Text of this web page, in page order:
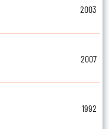
2003
2007
1992